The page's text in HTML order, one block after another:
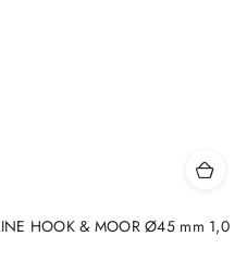
HOOK & MOOR Ø45 mm 1,0